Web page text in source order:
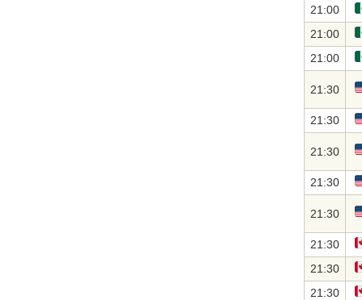
21:00
21:00
21:00
21:30
21:30
21:30
21:30
21:30
21:30
21:30
21:30